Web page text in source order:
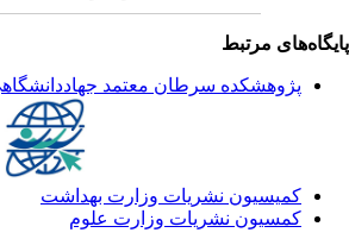
مرتبط
پژوهشکده سرطان معتمد جهاددانشگاهی
کمیسیون نشریات وزارت بهداشت
کمسیون نشریات وزارت علوم